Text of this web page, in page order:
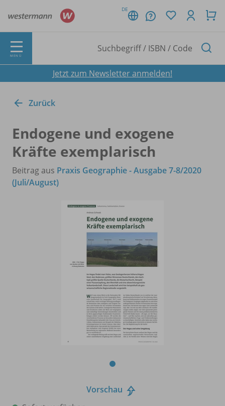
DE
MENÜ
Jetzt zum Newsletter anmelden!
Zurück
Endogene und exogene
Kräfte exemplarisch
Beitrag aus Praxis Geographie - Ausgabe 7-8/2020
(Juli/August)
Vorschau